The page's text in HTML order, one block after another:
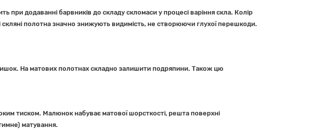
при додаванні барвників до складу скломаси у процесі варіння скла. Колір
скляні полотна значно знижують видимість, не створюючи глухої перешкоди.
На матових полотнах складно залишити подряпини. Також цю
тиском. Малюнок набуває матової шорсткості, решта поверхні
матування.